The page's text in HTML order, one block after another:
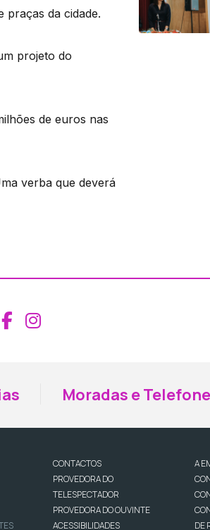
praças da cidade.
projeto do
de euros nas
verba que deverá
Aceder ao Facebook
Aceder ao
Moradas e
CONTACTOS
PROVEDORA DO
TELESPECTADOR
PROVEDORA DO OUVINTE
ACESSIBILIDADES
A
DE